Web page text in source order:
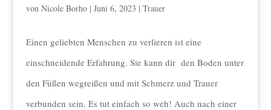
von Nicole Borho| Juni 6, 2023 | Trauer
Einen geliebten Menschen zu verlieren ist eine
einschneidende Erfahrung. Sie kann dir den Boden unter
den Füßen wegreißen und mit Schmerz und Trauer
verbunden sein. Es tut einfach so weh! Auch nach einer